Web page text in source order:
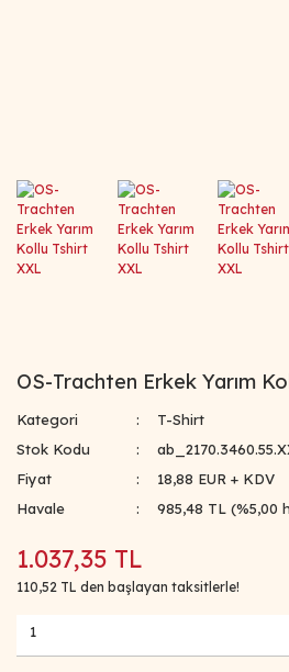
OS-Trachten Erkek Yarım
Kategori
T-Shirt
Stok Kodu
Fiyat
18,88 EUR + KDV
Havale
985,48 TL (%5,00
1.037,35 TL
110,52 TL den başlayan taksitlerle!